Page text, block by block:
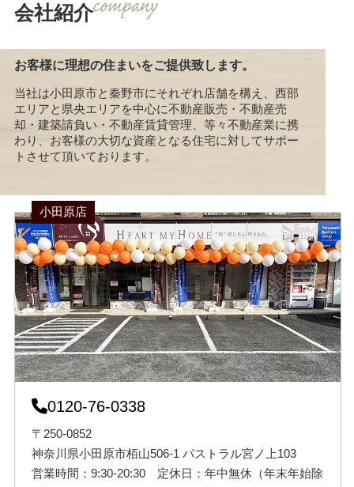
会社紹介
お客様に理想の住まいをご提供致します。
当社は小田原市と秦野市にそれぞれ店舗を構え、西部
エリアと県央エリアを中心に不動産販売・不動産売
却・建築請負い・不動産賃貸管理、等々不動産業に携
わり、お客様の大切な資産となる住宅に対してサポー
トさせて頂いております。
小田原店
0120-76-0338
〒250-0852
神奈川県小田原市栢山506-1 パストラル宮ノ上103
営業時間：9:30-20:30 定休日：年中無休（年末年始除